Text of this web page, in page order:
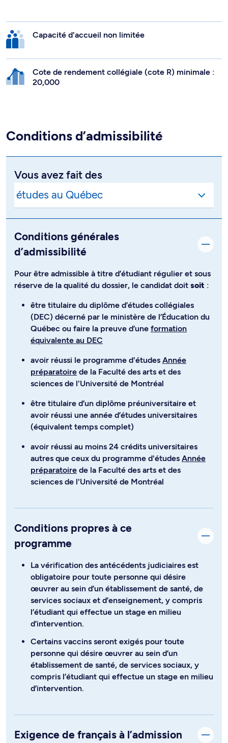
Capacité d'accueil non limitée
Cote de rendement collégiale (cote R) minimale :
20,000
Conditions d’admissibilité
Vous avez fait des
Conditions générales
d’admissibilité
Pour être admissible à titre d’étudiant régulier et sous
réserve de la qualité du dossier, le candidat doit soit :
être titulaire du diplôme d’études collégiales
(DEC) décerné par le ministère de l’Éducation du
Québec ou faire la preuve d’une formation
équivalente au DEC
avoir réussi le programme d'études Année
préparatoire de la Faculté des arts et des
sciences de l'Université de Montréal
être titulaire d’un diplôme préuniversitaire et
avoir réussi une année d’études universitaires
(équivalent temps complet)
avoir réussi au moins 24 crédits universitaires
autres que ceux du programme d'études Année
préparatoire de la Faculté des arts et des
sciences de l'Université de Montréal
Conditions propres à ce
programme
La vérification des antécédents judiciaires est
obligatoire pour toute personne qui désire
œuvrer au sein d’un établissement de santé, de
services sociaux et d’enseignement, y compris
l’étudiant qui effectue un stage en milieu
d’intervention.
Certains vaccins seront exigés pour toute
personne qui désire œuvrer au sein d’un
établissement de santé, de services sociaux, y
compris l’étudiant qui effectue un stage en milieu
d’intervention.
Exigence de français à l’admission